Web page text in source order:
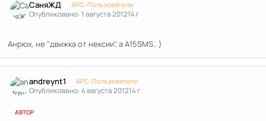
СаняЖД APC-Пользователи
Опубликовано:1 августа 201214 г
Анрюх, не "движка от нексии", а A15SMS.. )
andreynt1 APC-Пользователи
Опубликовано:4 августа 201214 г
АВТОР